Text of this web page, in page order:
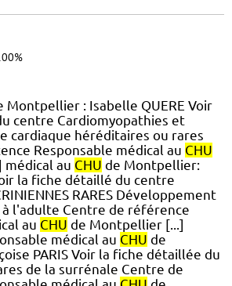
Montpellier : Isabelle QUERE Voir
centre Cardiomyopathies et
cardiaque héréditaires ou rares
Responsable médical au CHU
au CHU de Montpellier:
la fiche détaillé du centre
RARES Développement
l'adulte Centre de référence
au CHU de Montpellier [...]
médical au CHU de
PARIS Voir la fiche détaillée du
de la surrénale Centre de